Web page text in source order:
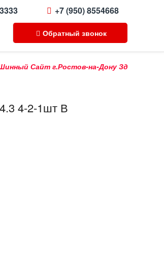
+7 (950) 8554668
Обратный звонок
Сайт г.Ростов-на-Дону Здесь Можно
4-2-1шт В